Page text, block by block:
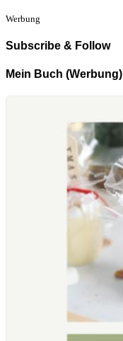
Werbung
Subscribe & Follow
Mein Buch (Werbung)